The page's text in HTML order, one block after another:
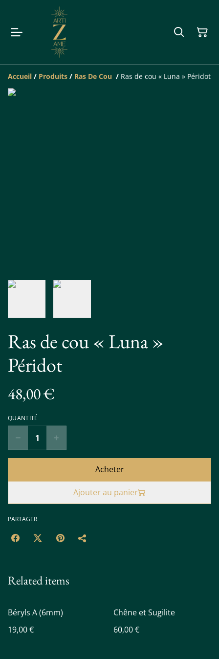
Accueil / Produits / Ras De Cou / Ras de cou « Luna » Péridot
Ras de cou « Luna »
Péridot
48,00 €
QUANTITÉ
Acheter
Ajouter au panier
PARTAGER
Related items
Béryls A (6mm)
19,00 €
Chêne et Sugilite
60,00 €